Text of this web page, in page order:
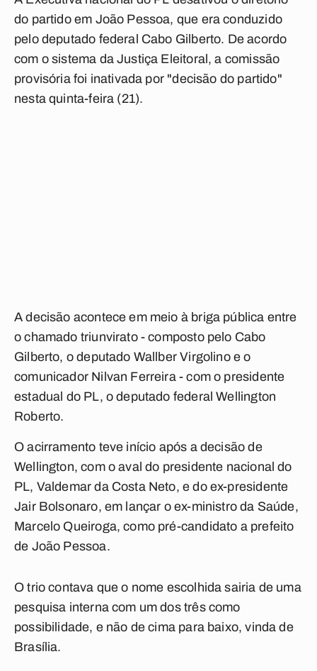
do partido em João Pessoa, que era conduzido
pelo deputado federal Cabo Gilberto. De acordo
com o sistema da Justiça Eleitoral, a comissão
provisória foi inativada por "decisão do partido"
nesta quinta-feira (21).
A decisão acontece em meio à briga pública entre
o chamado triunvirato - composto pelo Cabo
Gilberto, o deputado Wallber Virgolino e o
comunicador Nilvan Ferreira - com o presidente
estadual do PL, o deputado federal Wellington
Roberto.
O acirramento teve início após a decisão de
Wellington, com o aval do presidente nacional do
PL, Valdemar da Costa Neto, e do ex-presidente
Jair Bolsonaro, em lançar o ex-ministro da Saúde,
Marcelo Queiroga, como pré-candidato a prefeito
de João Pessoa.
O trio contava que o nome escolhida sairia de uma
pesquisa interna com um dos três como
possibilidade, e não de cima para baixo, vinda de
Brasília.